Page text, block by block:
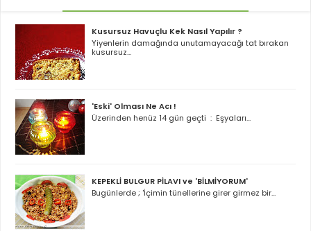
Kusursuz Havuçlu Kek Nasıl Yapılır ?
Yiyenlerin damağında unutamayacağı tat bırakan
kusursuz...
'Eski' Olması Ne Acı !
Üzerinden henüz 14 gün geçti : Eşyaları...
KEPEKLİ BULGUR PİLAVI ve 'BİLMİYORUM'
Bugünlerde ; 'İçimin tünellerine girer girmez bir...